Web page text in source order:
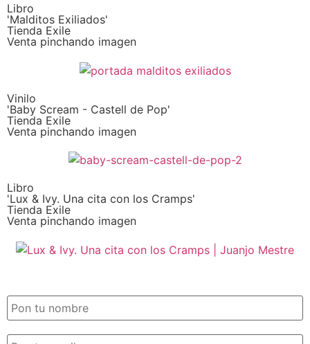
Libro
'Malditos Exiliados'
Tienda Exile
Venta pinchando imagen
Vinilo
'Baby Scream - Castell de Pop'
Tienda Exile
Venta pinchando imagen
Libro
'Lux & Ivy. Una cita con los Cramps'
Tienda Exile
Venta pinchando imagen